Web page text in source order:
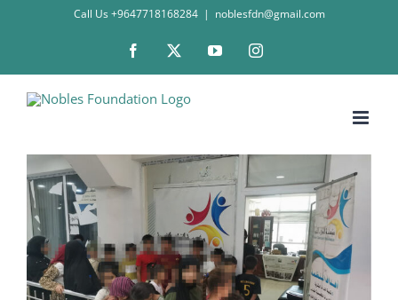
content
Call Us +9647718168284 | noblesfdn@gmail.com
Facebook YouTubeInstagram